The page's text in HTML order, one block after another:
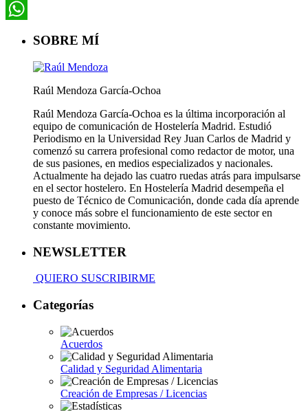
LinkedIn
SOBRE MÍ
Raúl Mendoza García-Ochoa
Raúl Mendoza García-Ochoa es la última incorporación al
equipo de comunicación de Hostelería Madrid. Estudió
Periodismo en la Universidad Rey Juan Carlos de Madrid y
comenzó su carrera profesional como redactor de motor, una
de sus pasiones, en medios especializados y nacionales.
Actualmente ha dejado las cuatro ruedas atrás para impulsarse
en el sector hostelero. En Hostelería Madrid desempeña el
puesto de Técnico de Comunicación, donde cada día aprende
y conoce más sobre el funcionamiento de este sector en
constante movimiento.
NEWSLETTER
QUIERO SUSCRIBIRME
Categorías
Acuerdos
Calidad y Seguridad Alimentaria
Creación de Empresas / Licencias